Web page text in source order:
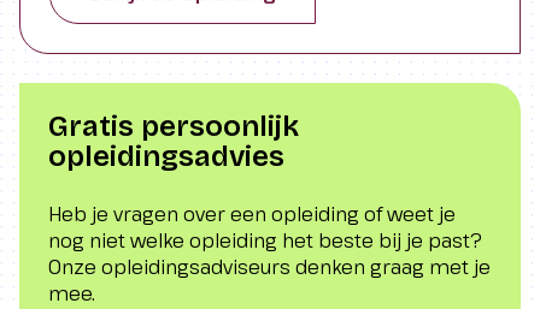
leiden.
Gratis persoonlijk
opleidingsadvies
Heb je vragen over een opleiding of weet je
nog niet welke opleiding het beste bij je past?
Onze opleidingsadviseurs denken graag met je
mee.